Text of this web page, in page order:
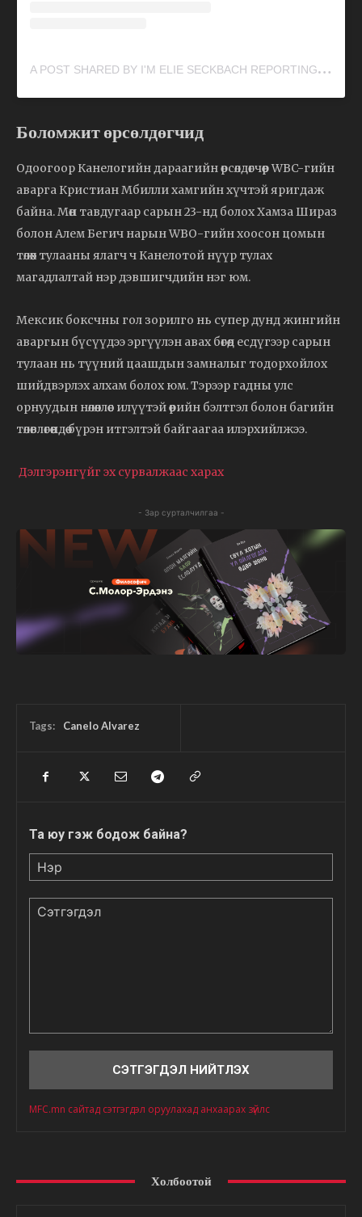
A
POST SHARED BY I'M ELIE SECKBACH REPORTING! (@ELIESECKBACH)
Боломжит өрсөлдөгчид
Одоогоор Канелогийн дараагийн өрсөлдөгчөөр WBC-гийн
аварга Кристиан Мбилли хамгийн хүчтэй яригдаж
байна. Мөн тавдугаар сарын 23-нд болох Хамза Шираз
болон Алем Бегич нарын WBO-гийн хоосон цомын
төлөөх тулааны ялагч ч Канелотой нүүр тулах
магадлалтай нэр дэвшигчдийн нэг юм.
Мексик боксчны гол зорилго нь супер дунд жингийн
аваргын бүсүүдээ эргүүлэн авах бөгөөд есдүгээр сарын
тулаан нь түүний цаашдын замналыг тодорхойлох
шийдвэрлэх алхам болох юм. Тэрээр гадны улс
орнуудын нөлөөллөөс илүүтэй өөрийн бэлтгэл болон багийн
төлөвлөгөөндөө бүрэн итгэлтэй байгаагаа илэрхийлжээ.
Дэлгэрэнгүйг эх сурвалжаас харах
- Зар сурталчилгаа -
Tags: Canelo Alvarez
Та юу гэж бодож байна?
MFC.mn сайтад сэтгэгдэл оруулахад анхаарах зүйлс
Холбоотой